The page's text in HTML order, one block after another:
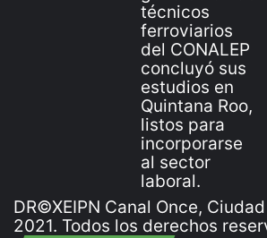
DR©XEIPN Canal Once,
2021. Todos los derechos